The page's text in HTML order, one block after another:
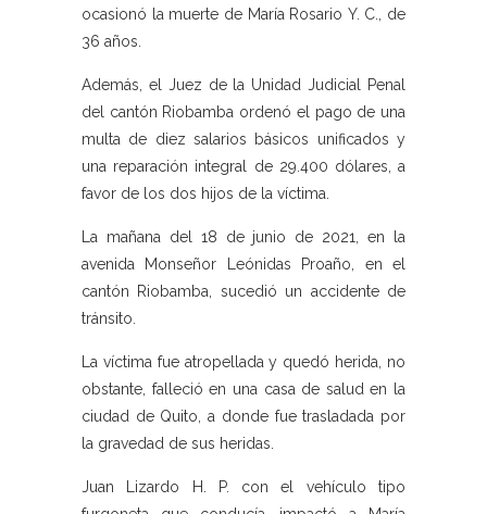
ocasionó la muerte de María Rosario Y. C., de
36 años.
Además, el Juez de la Unidad Judicial Penal
del cantón Riobamba ordenó el pago de una
multa de diez salarios básicos unificados y
una reparación integral de 29.400 dólares, a
favor de los dos hijos de la víctima.
La mañana del 18 de junio de 2021, en la
avenida Monseñor Leónidas Proaño, en el
cantón Riobamba, sucedió un accidente de
tránsito.
La víctima fue atropellada y quedó herida, no
obstante, falleció en una casa de salud en la
ciudad de Quito, a donde fue trasladada por
la gravedad de sus heridas.
Juan Lizardo H. P. con el vehículo tipo